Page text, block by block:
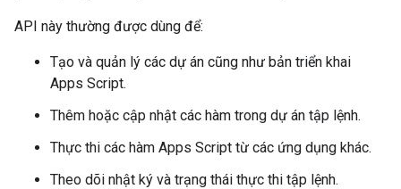
API này thường được dùng để:
Tạo và quản lý các dự án cũng như bản triển khai
Apps Script.
Thêm hoặc cập nhật các hàm trong dự án tập lệnh.
Thực thi các hàm Apps Script từ các ứng dụng khác.
Theo dõi nhật ký và trạng thái thực thi tập lệnh.